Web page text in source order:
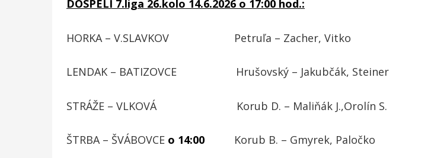
DOSPELÍ 7.liga 26.kolo 14.6.2026 o 17:00 hod.:
HORKA – V.SLAVKOV Petruľa – Zacher, Vitko
LENDAK – BATIZOVCE Hrušovský – Jakubčák, Steiner
STRÁŽE – VLKOVÁ Korub D. – Maliňák J.,Orolín S.
ŠTRBA – ŠVÁBOVCE o 14:00 Korub B. – Gmyrek, Paločko